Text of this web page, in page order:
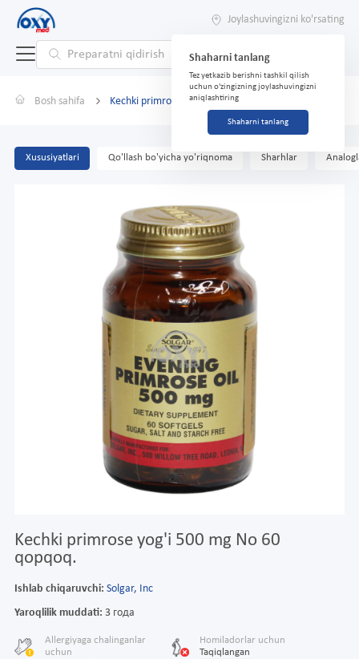
Joylashuvingizni ko'rsating
Shaharni tanlang
Tez yetkazib berishni tashkil qilish
uchun o'zingizning joylashuvingizni
aniqlashtiring
Shaharni tanlang
Bosh sahifa Kechki primrose yog'i 500 mg No 60 qopqoq.
Xususiyatlari Qo'llash bo'yicha yo'riqnoma Sharhlar
Kechki primrose yog'i 500 mg No 60
qopqoq.
Ishlab chiqaruvchi: Solgar, Inc
Yaroqlilik muddati: 3 года
Allergiyaga chalinganlar
uchun
Homiladorlar uchun
Taqiqlangan